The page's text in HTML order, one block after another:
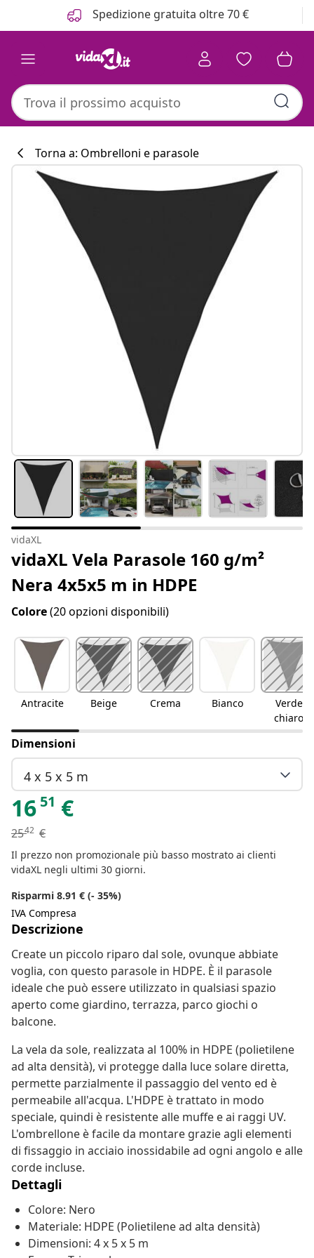
Spedizione gratuita oltre 70 €
Torna a: Ombrelloni e parasole
vidaXL
vidaXL Vela Parasole 160 g/m²
Nera 4x5x5 m in HDPE
Colore(20 opzioni disponibili)
Antracite Beige Crema Bianco
Verde
chiaro
Dimensioni
4 x 5 x 5 m
16 51 €
2542 €
Il prezzo non promozionale più basso mostrato ai clienti
vidaXL negli ultimi 30 giorni.
Risparmi 8.91 € (- 35%)
IVA Compresa
Descrizione
Create un piccolo riparo dal sole, ovunque abbiate
voglia, con questo parasole in HDPE. È il parasole
ideale che può essere utilizzato in qualsiasi spazio
aperto come giardino, terrazza, parco giochi o
balcone.
La vela da sole, realizzata al 100% in HDPE (polietilene
ad alta densità), vi protegge dalla luce solare diretta,
permette parzialmente il passaggio del vento ed è
permeabile all'acqua. L'HDPE è trattato in modo
speciale, quindi è resistente alle muffe e ai raggi UV.
L'ombrellone è facile da montare grazie agli elementi
di fissaggio in acciaio inossidabile ad ogni angolo e alle
corde incluse.
Dettagli
Colore: Nero
Materiale: HDPE (Polietilene ad alta densità)
Dimensioni: 4 x 5 x 5 m